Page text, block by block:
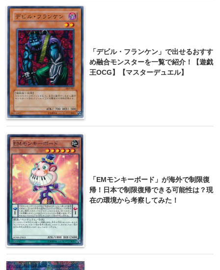
「デビル・フランケン」で出せるおすす
め融合モンスターを一覧で紹介！【遊戯
王OCG】【マスターデュエル】
「EMモンキーボード」が海外で制限復
帰！日本で制限復帰できる可能性は？現
在の環境から考察してみた！